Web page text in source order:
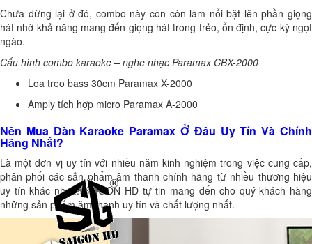
Chưa dừng lại ở đó, combo này còn còn làm nổi bật lên phần giọng
hát nhờ khả năng mang đến giọng hát trong trẻo, ổn định, cực kỳ ngọt
ngào.
Cấu hình combo karaoke – nghe nhạc Paramax CBX-2000
Loa treo bass 30cm Paramax X-2000
Amply tích hợp micro Paramax A-2000
Nên Mua Dàn Karaoke Paramax Ở Đâu Uy Tín Và Chính
Hãng Nhất?
Là một đơn vị uy tín với nhiều năm kinh nghiệm trong việc cung cấp,
phân phối các sản phẩm âm thanh chính hãng từ nhiều thương hiệu
uy tín khác nhau. SAIGON HD tự tin mang đến cho quý khách hàng
những sản phẩm âm thanh uy tín và chất lượng nhất.